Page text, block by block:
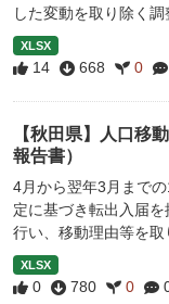
した変動を取り除く
XLSX
14 668 0
【秋田県】人口移
報告書）
4月から翌年3月まで
定に基づき転出入届
行い、移動理由等を取
XLSX
0 780 0